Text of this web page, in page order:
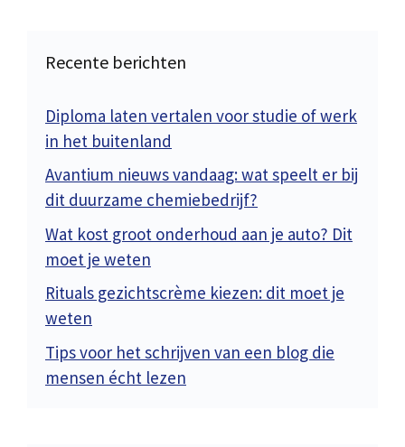
Recente berichten
Diploma laten vertalen voor studie of werk
in het buitenland
Avantium nieuws vandaag: wat speelt er bij
dit duurzame chemiebedrijf?
Wat kost groot onderhoud aan je auto? Dit
moet je weten
Rituals gezichtscrème kiezen: dit moet je
weten
Tips voor het schrijven van een blog die
mensen écht lezen